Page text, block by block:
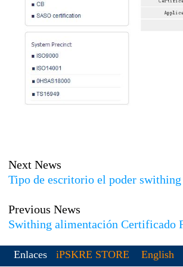
Next News
Tipo de escritorio el poder
Previous News
Swithing alimentación Certificado
Enlaces iPSKRE STORE English